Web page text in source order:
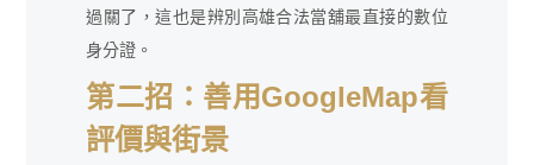
過關了，這也是辨別高雄合法當舖最直接的數位
身分證。
第二招：善用GoogleMap看
評價與街景